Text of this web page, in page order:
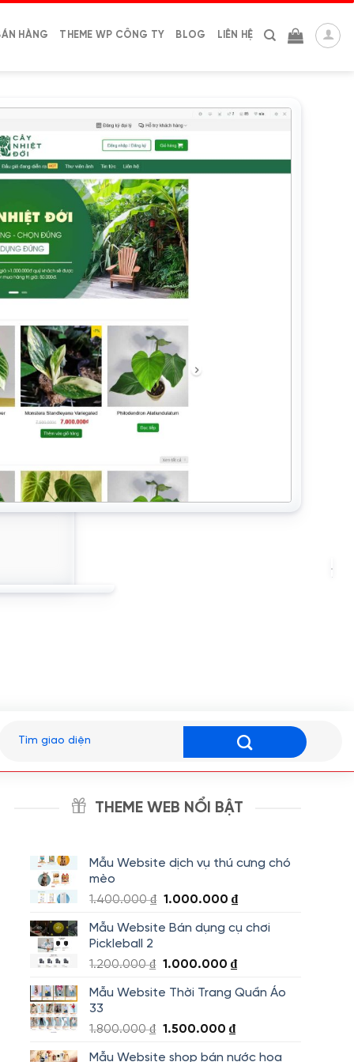
HÀNG THEME WP CÔNG TY BLOG LIÊN HỆ
kiếm:
THEME WEB NỔI BẬT
Mẫu Website dịch vụ thú cưng chó
mèo
1.400.000₫ Giá
là:
1.000.000₫Giá
tại
1.000.000 ₫.
Mẫu Website Bán dụng cụ chơi
Pickleball 2
1.200.000₫ Giá
là:
1.000.000₫Giá
tại
Mẫu Website Thời Trang Quần Áo
33
1.800.000₫ Giá
1.500.000₫Giá
Mẫu Website shop bán nước hoa